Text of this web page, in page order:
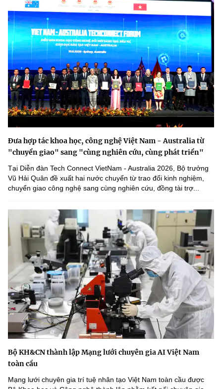
Đưa hợp tác khoa học, công nghệ Việt Nam - Australia từ
"chuyển giao" sang "cùng nghiên cứu, cùng phát triển"
Tại Diễn đàn Tech Connect VietNam - Australia 2026, Bộ trưởng
Vũ Hải Quân đề xuất hai nước chuyển từ trao đổi kinh nghiệm,
chuyển giao công nghệ sang cùng nghiên cứu, đồng tài trợ...
Bộ KH&CN thành lập Mạng lưới chuyên gia AI Việt Nam
toàn cầu
Mạng lưới chuyên gia trí tuệ nhân tạo Việt Nam toàn cầu được